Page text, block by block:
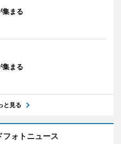
集まる
集まる
と見る
フォトニュース